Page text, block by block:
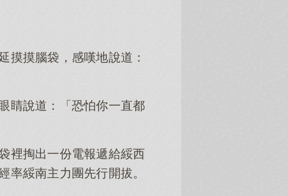
摸摸腦袋，感嘆地說道：
睛說道：「恐怕你一直都
裡掏出一份電報遞給綏西
率綏南主力團先行開拔。